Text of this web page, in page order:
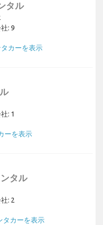
タル
: 9
カーを表示
: 1
ーを表示
タル
: 2
タカーを表示